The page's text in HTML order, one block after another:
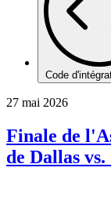
Code
27 mai 2026
Finale de
de Dallas